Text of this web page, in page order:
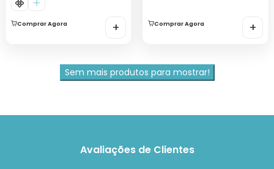
Comprar Agora + Comprar Agora +
Sem mais produtos para mostrar!
Avaliações de Clientes